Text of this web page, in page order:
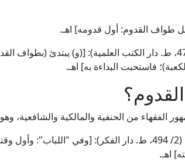
وقال العلَّامة البهوتي في "كشاف القناع" (2/ 477، ط. دار الكتب العلمية): [(و) يبتدئ
فاستحبت البداءة به] اهـ.
الفقهاء من الحنفية والمالكية والشافعية،
قال العلَّامة ابن عابدين الحنفي في "رد المحتار" (2/ 494، ط. دار الفكر):
اهـ.